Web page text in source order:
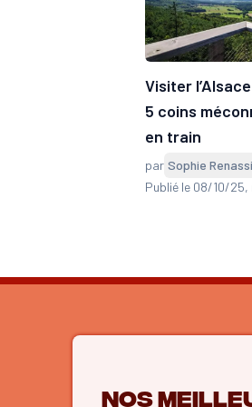
Visiter
5 coins
en train
par Sophie
Publié le 08/10/25,
Nos